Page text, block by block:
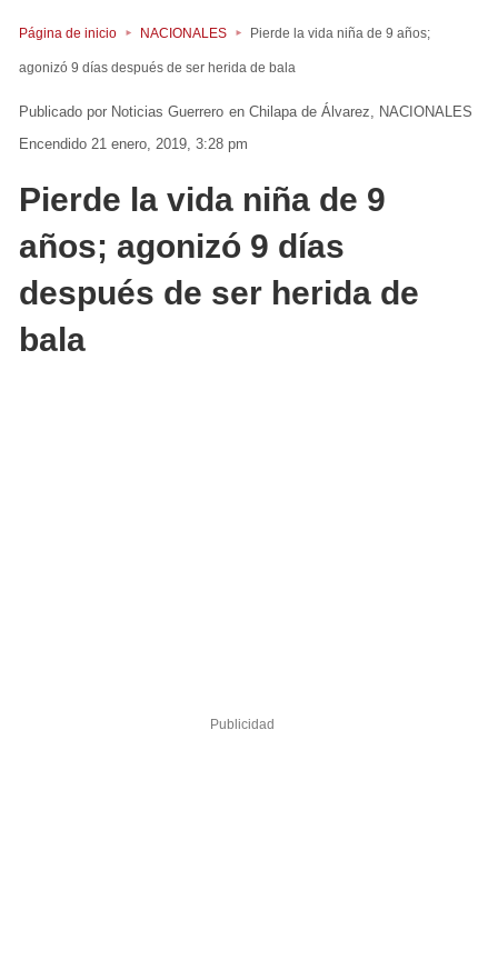
Página de inicio NACIONALES Pierde la vida niña de 9 años;
agonizó 9 días después de ser herida de bala
Noticias Guerrero en Chilapa de Álvarez
NACIONALES
Encendido 21 enero, 2019, 3:28 pm
Pierde la vida niña de 9
años; agonizó 9 días
después de ser herida de
bala
Publicidad